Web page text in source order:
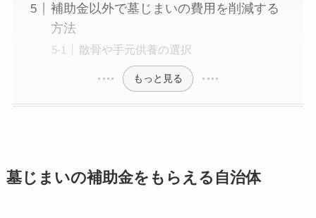
補助金以外で墓じまいの費用を削減する
方法
散骨や手元供養の選択
もっと見る
墓じまいの補助金をもらえる自治体